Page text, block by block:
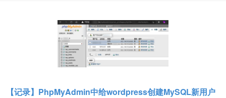
【记录】PhpMyAdmin中给wordpress创建MySQL新用户